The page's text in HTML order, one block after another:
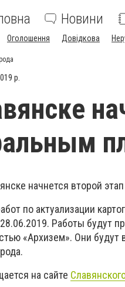
Новини
Оголошення Довідкова
р.
начнется второй
по актуализации
Работы будут
«Архизем». Они
на сайте